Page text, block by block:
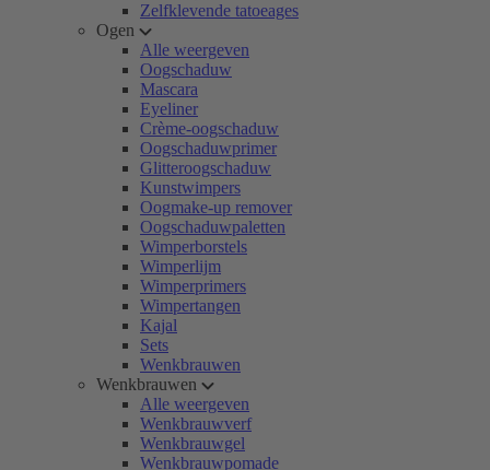
Zelfklevende tatoeages
Ogen
Alle weergeven
Oogschaduw
Mascara
Eyeliner
Crème-oogschaduw
Oogschaduwprimer
Glitteroogschaduw
Kunstwimpers
Oogmake-up remover
Oogschaduwpaletten
Wimperborstels
Wimperlijm
Wimperprimers
Wimpertangen
Kajal
Sets
Wenkbrauwen
Wenkbrauwen
Alle weergeven
Wenkbrauwverf
Wenkbrauwgel
Wenkbrauwpomade